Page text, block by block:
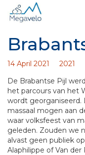
14 April 2021 2021
De Brabantse Pijl
het parcours van het
wordt georganiseerd.
massaal mogen aan
waar volksfeest van
geleden. Zouden we
alvast geen publiek
Alaphilippe of Van